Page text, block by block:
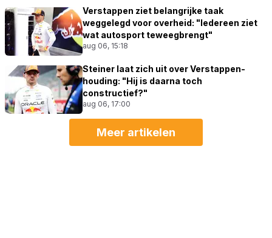
Verstappen ziet belangrijke taak
weggelegd voor overheid: "Iedereen ziet
wat autosport teweegbrengt"
aug 06, 15:18
Steiner laat zich uit over Verstappen-
houding: "Hij is daarna toch
constructief?"
aug 06, 17:00
Meer artikelen